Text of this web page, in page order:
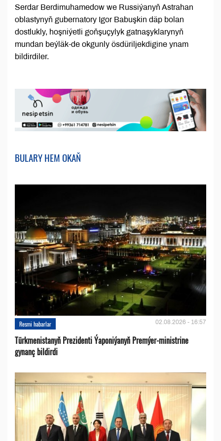
Serdar Berdimuhamedow we Russiýanyň Astrahan
oblastynyň gubernatory Igor Babuşkin däp bolan
dostlukly, hoşniýetli goňşuçylyk gatnaşyklarynyň
mundan beýläk-de okgunly ösdüriljekdigine ynam
bildirdiler.
BULARY HEM OKAŇ
Resmi habarlar 02.08.2026 - 16:57
Türkmenistanyň Prezidenti Ýaponiýanyň Premýer-ministrine
gynanç bildirdi